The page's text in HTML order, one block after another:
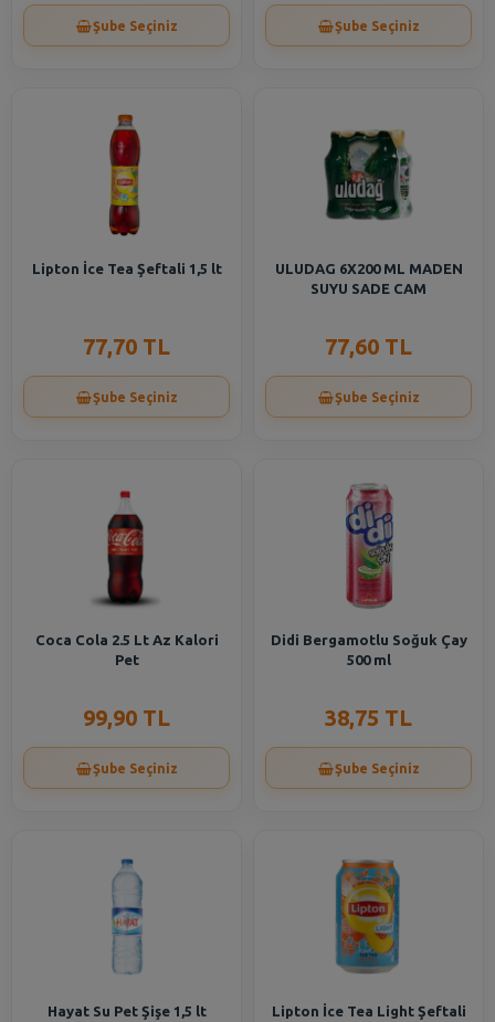
Şube Seçiniz Şube Seçiniz
Lipton İce Tea Şeftali 1,5 lt
77,70 TL
Şube Seçiniz
ULUDAG 6X200 ML MADEN
SUYU SADE CAM
77,60 TL
Şube Seçiniz
Coca Cola 2.5 Lt Az Kalori
Pet
99,90 TL
Şube Seçiniz
Didi Bergamotlu Soğuk Çay
500 ml
38,75 TL
Şube Seçiniz
Hayat Su Pet Şişe 1,5 lt
Lipton İce Tea Light Şeftali